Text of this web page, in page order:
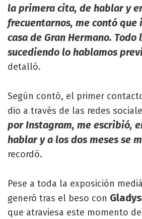
la primera cita, de hablar y
frecuentarnos, me contó que
casa de Gran Hermano. Todo
sucediendo lo hablamos
detalló.
Según contó, el primer
dio a través de las redes
por Instagram, me escribió,
hablar y a los dos meses se
recordó.
Pese a toda la exposición
generó tras el beso con Gladys
que atraviesa este momento